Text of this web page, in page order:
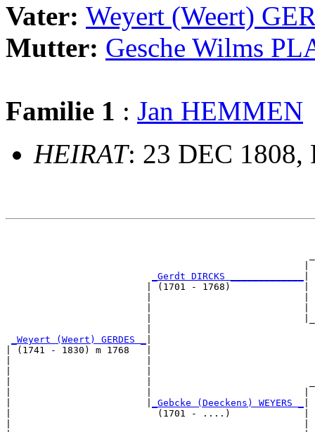
Vater: Weyert (Weert)
Mutter: Gesche Wilms
Familie 1 : Jan HEMMEN
HEIRAT: 23 DEC 1808,
_Gerdt DIRCKS _____________
                         | (1701 - 1768)             |
_Weyert (Weert) GERDES _
| (1741 - 1830) m 1768   |
_Gebcke (Deeckens) WEYERS _
|                          (1701 - ....)             |